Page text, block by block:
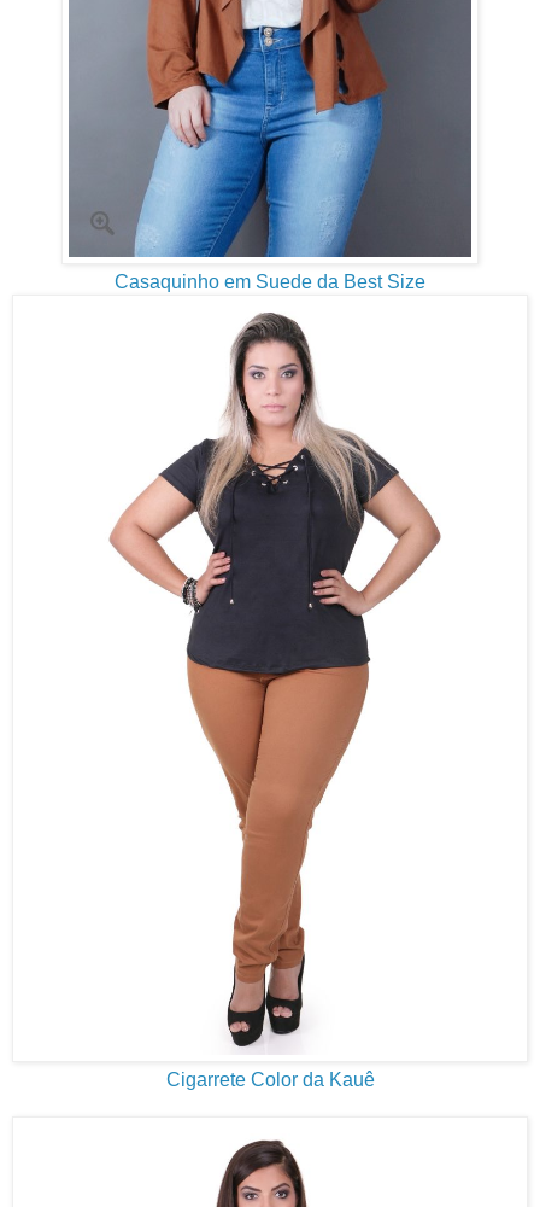
Casaquinho em Suede da Best Size
Cigarrete Color da Kauê